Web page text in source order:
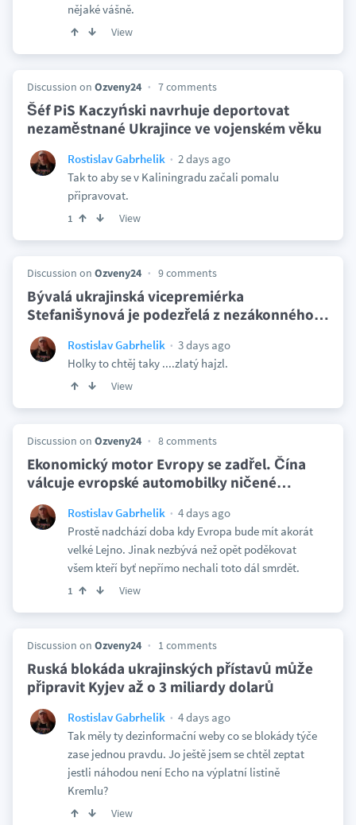
nějaké vášně.
View
Discussion on Ozveny24 7 comments
Šéf PiS Kaczyński navrhuje deportovat
nezaměstnané Ukrajince ve vojenském věku
Rostislav Gabrhelik
2 days ago
Tak to aby se v Kaliningradu začali pomalu
připravovat.
1 View
Discussion on Ozveny24 9 comments
Bývalá ukrajinská vicepremiérka
Stefanišynová je podezřelá z nezákonného…
Rostislav Gabrhelik
3 days ago
Holky to chtěj taky ....zlatý hajzl.
View
Discussion on Ozveny24 8 comments
Ekonomický motor Evropy se zadřel. Čína
válcuje evropské automobilky ničené…
Rostislav Gabrhelik
4 days ago
Prostě nadchází doba kdy Evropa bude mít akorát
velké Lejno. Jinak nezbývá než opět poděkovat
všem kteří byť nepřímo nechali toto dál smrdět.
1 View
Discussion on Ozveny24 1 comments
Ruská blokáda ukrajinských přístavů může
připravit Kyjev až o 3 miliardy dolarů
Rostislav Gabrhelik
4 days ago
Tak měly ty dezinformační weby co se blokády týče
zase jednou pravdu. Jo ještě jsem se chtěl zeptat
jestli náhodou není Echo na výplatní listině
Kremlu?
View